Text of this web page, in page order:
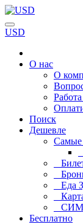
USD
О нас
О
Поиск
Дешевле
Самые
Еда
СИМ
Бесплатно